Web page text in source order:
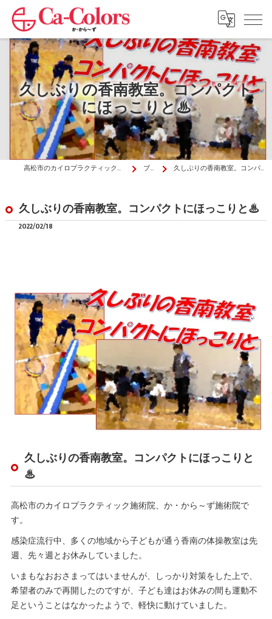
久しぶりの香南教室。コンパクト
にほっこりと♨
高松市のカイロプラクティックはか・から～ず施術院 ブログ 久しぶりの香南教室。コンパクトにほっこりと♨
久しぶりの香南教室。コンパクトにほっこりと♨
2022/02/18
久しぶりの香南教室。コンパクトにほっこりと
♨
高松市のカイロプラクティック施術院、か・から～ず施術院で
す。
感染症流行中、多くの地域から子どもが通う香南の体操教室は先
週、先々週とお休みしていました。
いまもなおおさまってはいませんが、しっかり対策をした上で、
希望者のみで再開したのですが、子ども達はお休みの間も運動不
足ということはなかったようで、軽快に動けていました。